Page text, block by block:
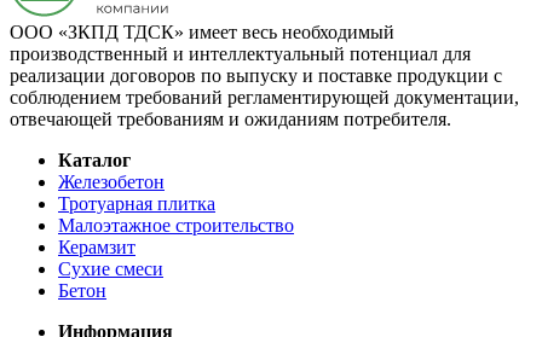
ООО «ЗКПД ТДСК» имеет весь необходимый
производственный и интеллектуальный потенциал для
реализации договоров по выпуску и поставке продукции с
соблюдением требований регламентирующей документации,
отвечающей требованиям и ожиданиям потребителя.
Каталог
Железобетон
Тротуарная плитка
Малоэтажное строительство
Керамзит
Сухие смеси
Бетон
Информация